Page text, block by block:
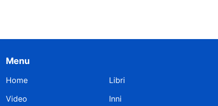
Menu
Home
Libri
Video
Inni